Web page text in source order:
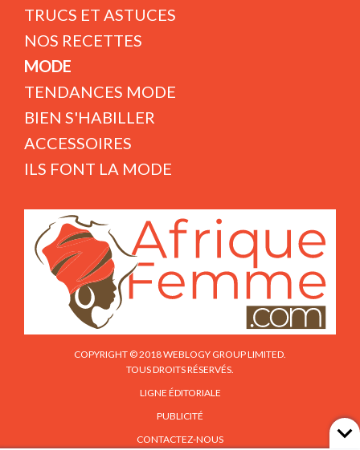
TRUCS ET ASTUCES
NOS RECETTES
MODE
TENDANCES MODE
BIEN S'HABILLER
ACCESSOIRES
ILS FONT LA MODE
COPYRIGHT © 2018 WEBLOGY GROUP LIMITED.
TOUS DROITS RÉSERVÉS.
LIGNE ÉDITORIALE
PUBLICITÉ
CONTACTEZ-NOUS